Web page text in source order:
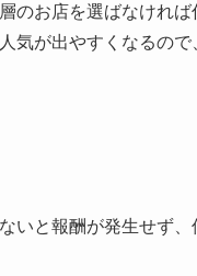
のお店を選ばなければ
気が出やすくなるの
いと報酬が発生せず